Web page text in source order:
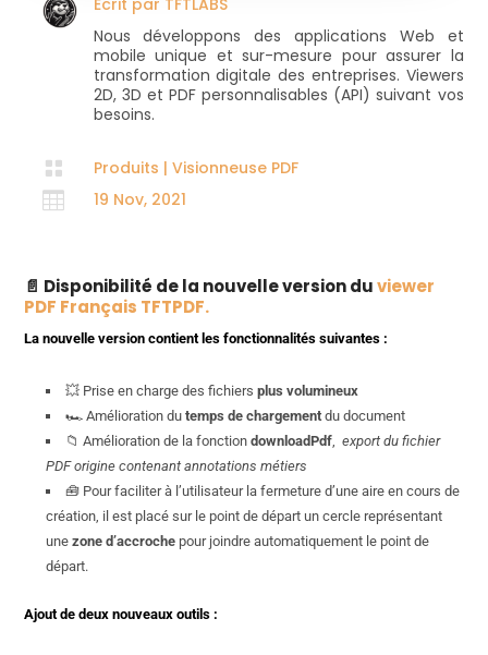
Nous développons des applications Web et
mobile unique et sur-mesure pour assurer la
transformation digitale des entreprises. Viewers
2D, 3D et PDF personnalisables (API) suivant vos
besoins.
 Produits | Visionneuse PDF

19 Nov, 2021
📄 Disponibilité de la nouvelle version duviewer
PDF Français TFTPDF.
La nouvelle version contient les fonctionnalités suivantes :
💥 Prise en charge des fichiersplus volumineux
🏎 Amélioration dutemps de chargement du document
📁 Amélioration de la fonctiondownloadPdf ,export du fichier
PDF origine contenant annotations métiers
🧰 Pour faciliter à l’utilisateur la fermeture d’une aire en cours de
création, il est placé sur le point de départ un cercle représentant
unezone d’accroche pour joindre automatiquement le point de
départ.
Ajout de deux nouveaux outils :